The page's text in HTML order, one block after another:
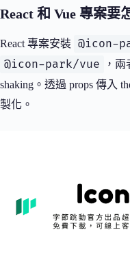
React 和 Vue 專案要
React 專案安裝 @icon-
@icon-park/vue
，
shaking。透過 props 傳入
製化。